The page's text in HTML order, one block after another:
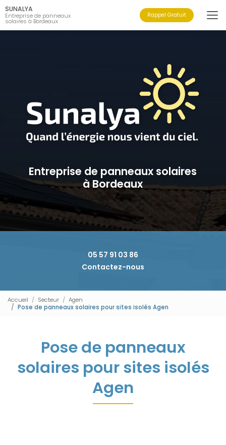
Aller
au
contenu
principal
SUNALYA
Entreprise de panneaux
solaires à Bordeaux
Rappel Gratuit
Entreprise de panneaux solaires
à Bordeaux
05 57 91 03 86
Contactez-nous
Accueil Secteur
Agen
Pose de panneaux solaires pour sites isolés Agen
Pose de panneaux
solaires pour sites isolés
Agen